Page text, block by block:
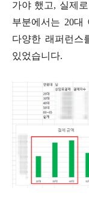
가야 했고, 실제
부분에서는 20대
다양한 래퍼런스
있었습니다.